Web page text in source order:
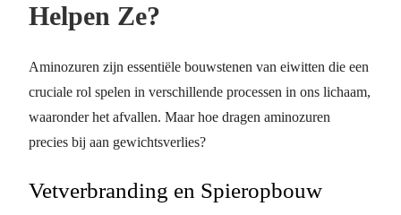
Helpen Ze?
Aminozuren zijn essentiële bouwstenen van eiwitten die een
cruciale rol spelen in verschillende processen in ons lichaam,
waaronder het afvallen. Maar hoe dragen aminozuren
precies bij aan gewichtsverlies?
Vetverbranding en Spieropbouw